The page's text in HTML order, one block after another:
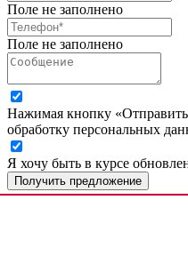
Поле не заполнено
Поле не заполнено
Нажимая кнопку
обработку персональных
Я хочу быть в курсе
Получить предложение